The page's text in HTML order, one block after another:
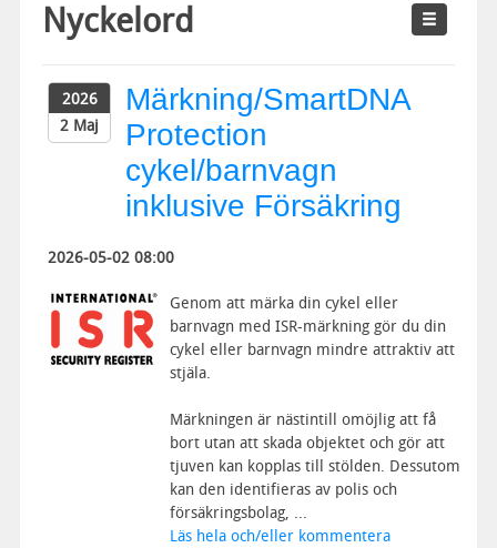
Nyckelord
2026
2 Maj
Märkning/SmartDNA
Protection
cykel/barnvagn
inklusive Försäkring
2026-05-02 08:00
Genom att märka din cykel eller
barnvagn med ISR-märkning gör du din
cykel eller barnvagn mindre attraktiv att
stjäla.
Märkningen är nästintill omöjlig att få
bort utan att skada objektet och gör att
tjuven kan kopplas till stölden. Dessutom
kan den identifieras av polis och
försäkringsbolag, ...
Läs hela och/eller kommentera